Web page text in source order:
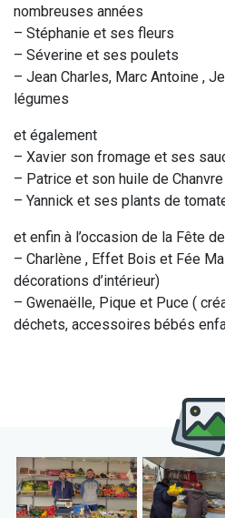
nombreuses années
– Stéphanie et ses fleurs
– Séverine et ses poulets
– Jean Charles, Marc Antoine ,
légumes
et également
– Xavier son fromage et ses
– Patrice et son huile de Chanvre
– Yannick et ses plants de
et enfin à l’occasion de la Fête
– Charlène , Effet Bois et Fée
décorations d’intérieur)
– Gwenaëlle, Pique et Puce (
déchets, accessoires bébés